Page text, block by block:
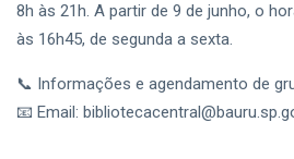
8h às 21h. A partir de 9 de junho, o
às 16h45, de segunda a sexta.
📞 Informações e agendamento de
📧 Email: